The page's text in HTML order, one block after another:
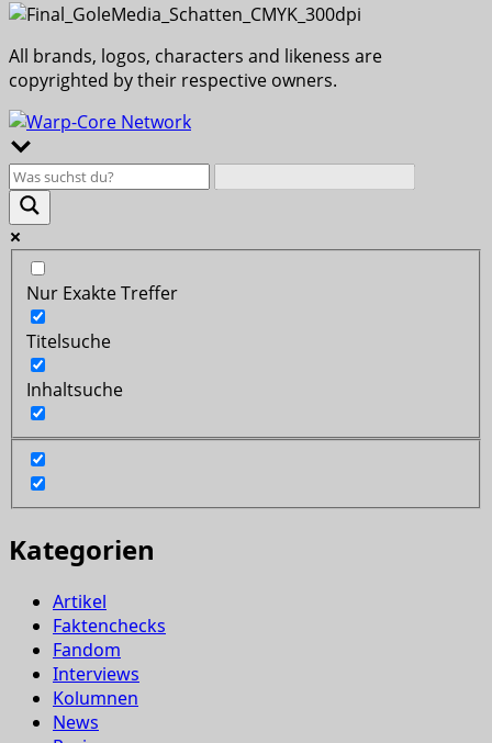
All brands, logos, characters and likeness are
copyrighted by their respective owners.
Nur Exakte Treffer
Titelsuche
Inhaltsuche
Kategorien
Artikel
Faktenchecks
Fandom
Interviews
Kolumnen
News